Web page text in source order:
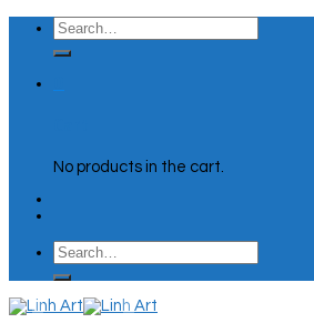
Skip
content
Search
for:
No products in the cart.
Search
for: